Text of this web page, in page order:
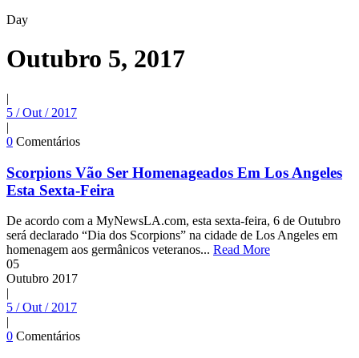
Day
Outubro 5, 2017
|
5 / Out / 2017
|
0 Comentários
Scorpions Vão Ser Homenageados Em Los Angeles
Esta Sexta-Feira
De acordo com a MyNewsLA.com, esta sexta-feira, 6 de Outubro
será declarado “Dia dos Scorpions” na cidade de Los Angeles em
homenagem aos germânicos veteranos... Read More
05
Outubro 2017
|
5 / Out / 2017
|
0 Comentários